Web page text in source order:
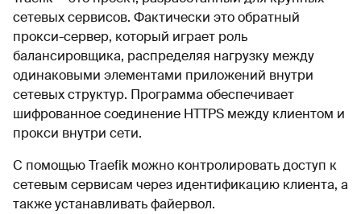
сетевых сервисов. Фактически это обратный
прокси-сервер, который играет роль
балансировщика, распределяя нагрузку между
одинаковыми элементами приложений внутри
сетевых структур. Программа обеспечивает
шифрованное соединение HTTPS между клиентом и
прокси внутри сети.
С помощью Traefik можно контролировать доступ к
сетевым сервисам через идентификацию клиента, а
также устанавливать файервол.